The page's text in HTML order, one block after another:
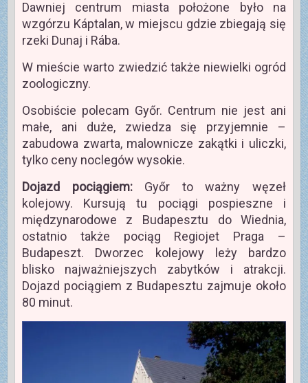
Dawniej centrum miasta położone było na
wzgórzu Káptalan, w miejscu gdzie zbiegają się
rzeki Dunaj i Rába.
W mieście warto zwiedzić także niewielki ogród
zoologiczny.
Osobiście polecam Győr. Centrum nie jest ani
małe, ani duże, zwiedza się przyjemnie –
zabudowa zwarta, malownicze zakątki i uliczki,
tylko ceny noclegów wysokie.
Dojazd pociągiem:Győr to ważny węzeł
kolejowy. Kursują tu pociągi pospieszne i
międzynarodowe z Budapesztu do Wiednia,
ostatnio także pociąg Regiojet Praga –
Budapeszt. Dworzec kolejowy leży bardzo
blisko najważniejszych zabytków i atrakcji.
Dojazd pociągiem z Budapesztu zajmuje około
80 minut.